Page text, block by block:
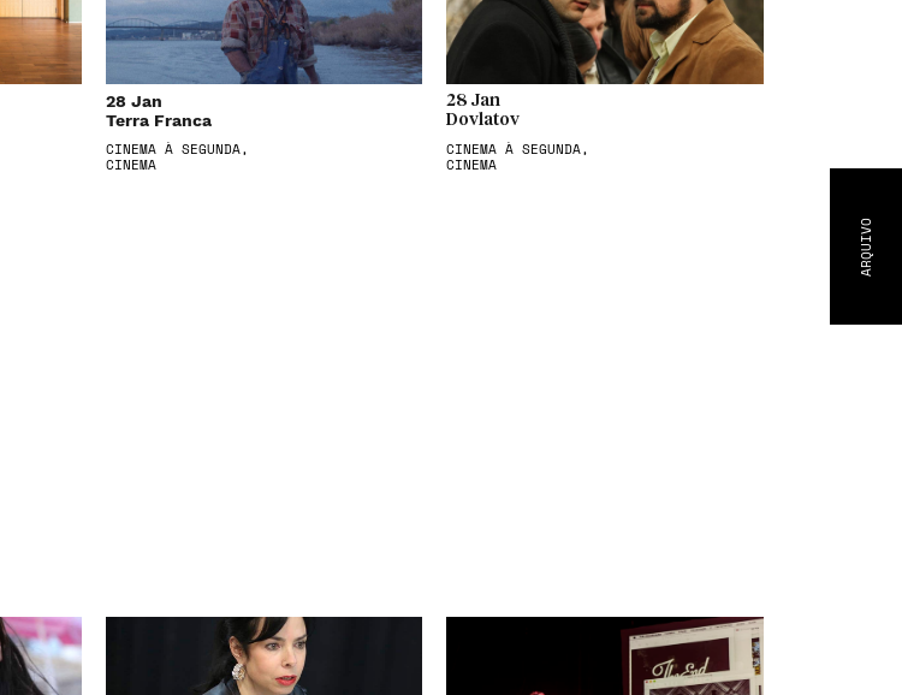
ARQUIVO
28 Jan
Terra Franca
CINEMA À SEGUNDA,
CINEMA
28 Jan
Dovlatov
CINEMA À SEGUNDA,
CINEMA